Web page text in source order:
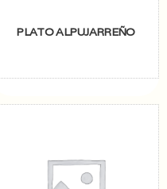
PLATO ALPUJARREÑO